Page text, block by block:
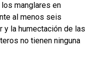
manglares en
al menos seis
y la humectación de las
no tienen ninguna